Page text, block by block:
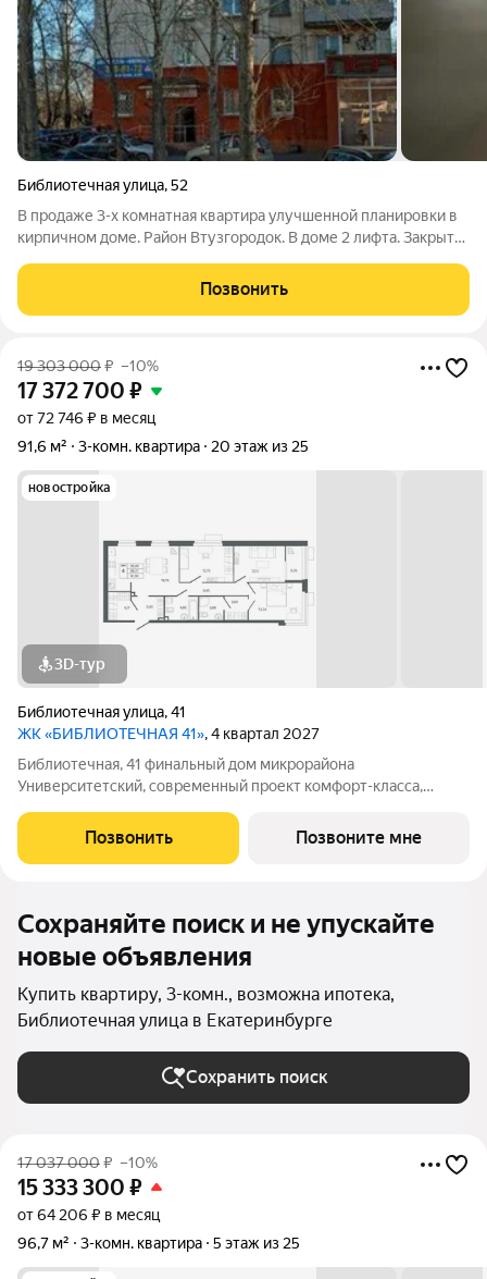
Библиотечная улица,52
В продаже 3-х комнатная квартира улучшенной планировки в
кирпичном доме. Район Втузгородок. В доме 2 лифта. Закрытая
ламинат, новые двери, плитка в санузле и ванной, лоджия
застеклена. Остается
Позвонить
19 303 000₽ –10%
17 372 700 ₽
от 72 746 ₽ в месяц
91,6 м²
3-комн. квартира 20 этаж из 25
новостройка
3D-тур
Библиотечная улица,41
ЖК «БИБЛИОТЕЧНАЯ 41», 4 квартал 2027
Библиотечная, 41 финальный дом микрорайона
Университетский, современный проект комфорт-класса,
«Первостроитель». Дом органично вписался в микрорайон,
став его естественным продолжением и унаследовав все
Позвонить Позвоните мне
Сохраняйте поиск и не упускайте
новые объявления
Купить квартиру, 3-комн., возможна ипотека,
Библиотечная улица в Екатеринбурге
Сохранить поиск
17 037 000₽ –10%
15 333 300 ₽
от 64 206 ₽ в месяц
96,7 м²
3-комн. квартира 5 этаж из 25